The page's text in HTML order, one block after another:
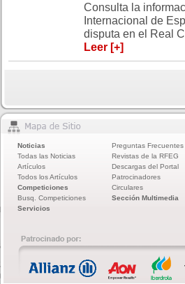
Consulta la
Internacional de
disputa en el Real
Leer [+]
Noticias
Todas las Noticias
Artículos
Todos los Artículos
Competiciones
Busq. Competiciones
Servicios
Preguntas Frecuentes
Revistas de la RFEG
Descargas del Portal
Patrocinadores
Circulares
Sección Multimedia